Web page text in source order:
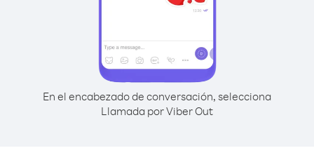
En el encabezado de conversación, selecciona
Llamada por Viber Out